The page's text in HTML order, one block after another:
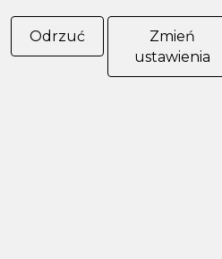
Odrzuć
Zmień
ustawienia
POLIMET S. Kij spółka jawna